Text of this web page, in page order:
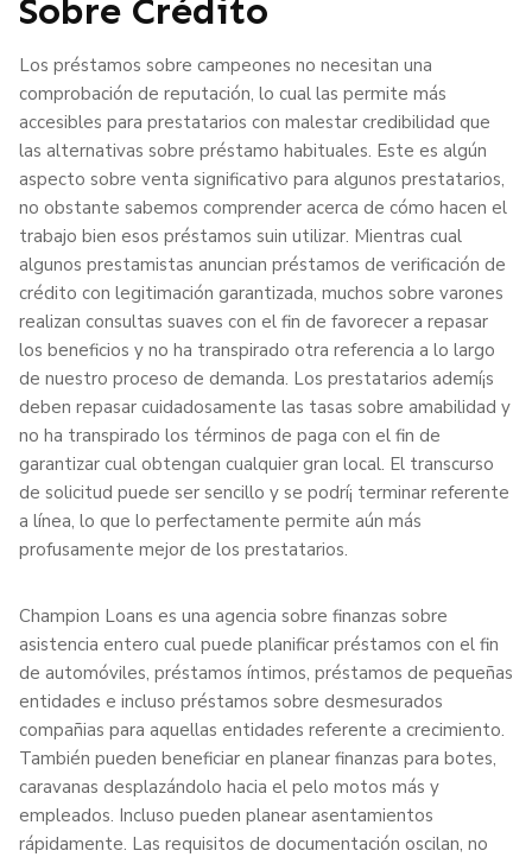
Sobre Crédito
Los préstamos sobre campeones no necesitan una
comprobación de reputación, lo cual las permite más
accesibles para prestatarios con malestar credibilidad que
las alternativas sobre préstamo habituales. Este es algún
aspecto sobre venta significativo para algunos prestatarios,
no obstante sabemos comprender acerca de cómo hacen el
trabajo bien esos préstamos suin utilizar. Mientras cual
algunos prestamistas anuncian préstamos de verificación de
crédito con legitimación garantizada, muchos sobre varones
realizan consultas suaves con el fin de favorecer a repasar
los beneficios y no ha transpirado otra referencia a lo largo
de nuestro proceso de demanda. Los prestatarios ademí¡s
deben repasar cuidadosamente las tasas sobre amabilidad y
no ha transpirado los términos de paga con el fin de
garantizar cual obtengan cualquier gran local. El transcurso
de solicitud puede ser sencillo y se podrí¡ terminar referente
a línea, lo que lo perfectamente permite aún más
profusamente mejor de los prestatarios.
Champion Loans es una agencia sobre finanzas sobre
asistencia entero cual puede planificar préstamos con el fin
de automóviles, préstamos íntimos, préstamos de pequeñas
entidades e incluso préstamos sobre desmesurados
compañias para aquellas entidades referente a crecimiento.
También pueden beneficiar en planear finanzas para botes,
caravanas desplazándolo hacia el pelo motos más y
empleados. Incluso pueden planear asentamientos
rápidamente. Las requisitos de documentación oscilan, no